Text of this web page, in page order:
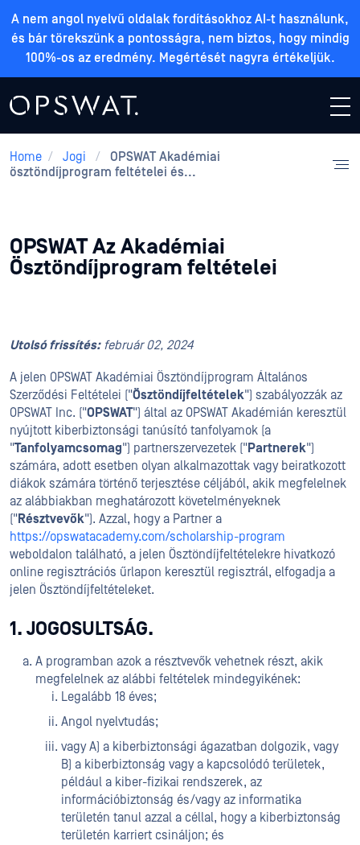
A nem angol nyelvű oldalak fordításokhoz AI-t használunk,
és bár törekszünk a pontosságra, nem biztos, hogy mindig
100%-os az eredmény. Megértését nagyra értékeljük.
Home / Jogi /
OPSWAT Akadémiai
ösztöndíjprogram feltételei és...
OPSWAT Az Akadémiai
Ösztöndíjprogram feltételei
Utolsó frissítés:február 02, 2024
A jelen OPSWAT Akadémiai Ösztöndíjprogram Általános
Szerződési Feltételei ("Ösztöndíjfeltételek") szabályozzák az
OPSWAT Inc. ("OPSWAT") által az OPSWAT Akadémián keresztül
nyújtott kiberbiztonsági tanúsító tanfolyamok (a
"Tanfolyamcsomag") partnerszervezetek ("Partnerek")
számára, adott esetben olyan alkalmazottak vagy beiratkozott
diákok számára történő terjesztése céljából, akik megfelelnek
az alábbiakban meghatározott követelményeknek
("Résztvevők"). Azzal, hogy a Partner a
https://opswatacademy.com/scholarship-program
weboldalon található, a jelen Ösztöndíjfeltételekre hivatkozó
online regisztrációs űrlapon keresztül regisztrál, elfogadja a
jelen Ösztöndíjfeltételeket.
1. JOGOSULTSÁG.
A programban azok a résztvevők vehetnek részt, akik
megfelelnek az alábbi feltételek mindegyikének:
Legalább 18 éves;
Angol nyelvtudás;
vagy A) a kiberbiztonsági ágazatban dolgozik, vagy
B) a kiberbiztonság vagy a kapcsolódó területek,
például a kiber-fizikai rendszerek, az
információbiztonság és/vagy az informatika
területén tanul azzal a céllal, hogy a kiberbiztonság
területén karriert csináljon; és